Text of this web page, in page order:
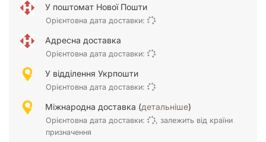
У поштомат Нової Пошти
Орієнтовна дата доставки:
Адресна доставка
Орієнтовна дата доставки:
У відділення Укрпошти
Орієнтовна дата доставки:
Міжнародна доставка (детальніше)
Орієнтовна дата доставки:
, залежить від країни
призначення